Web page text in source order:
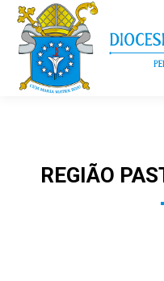
REGIÃO